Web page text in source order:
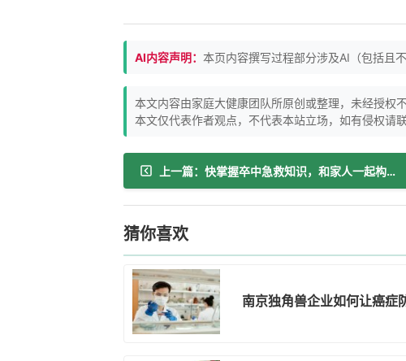
AI内容声明： 本页内容撰写过程部分涉及AI（包括且
本文内容由家庭大健康团队所原创或整理，未经授权
本文仅代表作者观点，不代表本站立场，如有侵权请联
上一篇：快掌握卒中急救知识，和家人一起构建健康防线！
猜你喜欢
南京独角兽企业如何让癌症